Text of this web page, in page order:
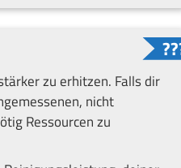
zu erhitzen. Falls dir
nicht
Ressourcen zu